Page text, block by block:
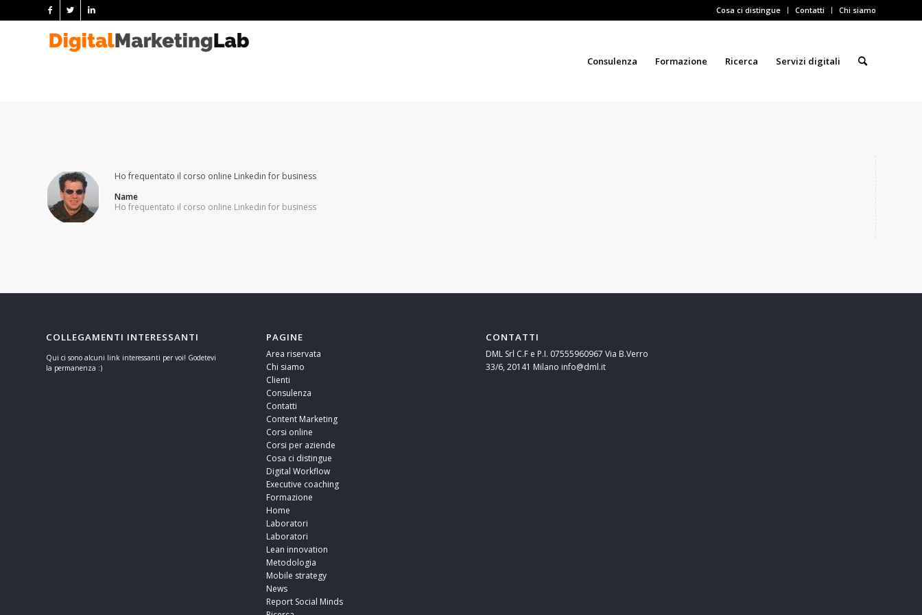
Cosa ci distingue Contatti Chi siamo
Consulenza Formazione Ricerca Servizi digitali
Ho frequentato il corso online Linkedin for business
Name
Ho frequentato il corso online Linkedin for business
COLLEGAMENTI INTERESSANTI
Qui ci sono alcuni link interessanti per voi! Godetevi
la permanenza :)
PAGINE
Area riservata
Chi siamo
Clienti
Consulenza
Contatti
Content Marketing
Corsi online
Corsi per aziende
Cosa ci distingue
Digital Workflow
Executive coaching
Formazione
Home
Laboratori
Laboratori
Lean innovation
Metodologia
Mobile strategy
News
Report Social Minds
CONTATTI
DML Srl C.F e P.I. 07555960967 Via B.Verro
33/6, 20141 Milano info@dml.it